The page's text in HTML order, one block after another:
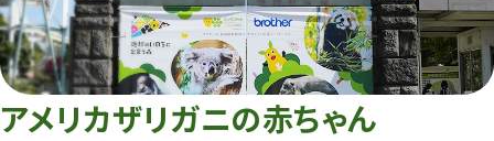
動物園 植物園
再生プラン
東山動植物園
への支援
環境教育
アメリカザリガニの赤ちゃん